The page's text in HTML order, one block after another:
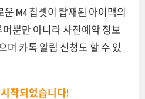
M4 칩셋이 탑재된 아이맥의
뿐만 아니라 사전예약 정보
며 카톡 알림 신청도 할 수 있
작되었습니다!